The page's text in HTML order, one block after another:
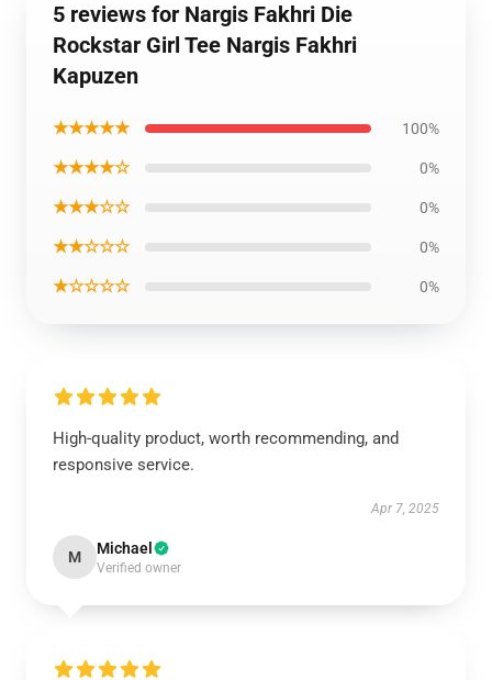
5 reviews for Nargis Fakhri Die
Rockstar Girl Tee Nargis Fakhri
Kapuzen
★★★★★ 100%
★★★★☆ 0%
★★★☆☆ 0%
★★☆☆☆ 0%
★☆☆☆☆ 0%
High-quality product, worth recommending, and
responsive service.
Apr 7, 2025
M Michael
Verified owner